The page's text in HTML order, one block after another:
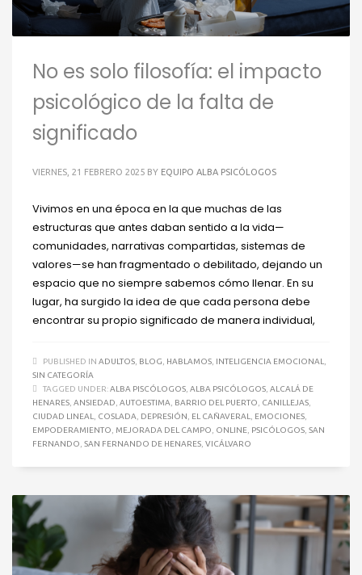
No es solo filosofía: el impacto
psicológico de la falta de
significado
VIERNES, 21 FEBRERO 2025 BY EQUIPO ALBA PSICÓLOGOS
Vivimos en una época en la que muchas de las
estructuras que antes daban sentido a la vida—
comunidades, narrativas compartidas, sistemas de
valores—se han fragmentado o debilitado, dejando un
espacio que no siempre sabemos cómo llenar. En su
lugar, ha surgido la idea de que cada persona debe
encontrar su propio significado de manera individual,
PUBLISHED IN ADULTOS BLOG HABLAMOS INTELIGENCIA EMOCIONAL
SIN CATEGORÍA
TAGGED UNDER:ALBA PISCÓLOGOS ALBA PSICÓLOGOS ALCALÁ DE
HENARES ANSIEDAD AUTOESTIMA BARRIO DEL PUERTO CANILLEJAS
CIUDAD LINEAL
COSLADA DEPRESIÓN EL CAÑAVERAL EMOCIONES
EMPODERAMIENTO
MEJORADA DEL CAMPO ONLINE PSICÓLOGOS SAN
FERNANDO SAN FERNANDO DE HENARES VICÁLVARO